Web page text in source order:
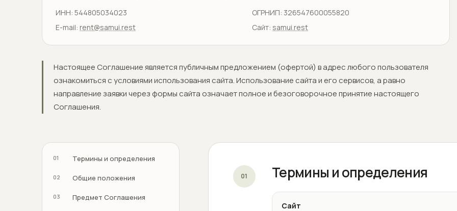
ИНН: 544805034023
ОГРНИП: 326547600055820
E-mail: rent@samui.rest Сайт: samui.rest
Настоящее Соглашение является публичным предложением (офертой) в адрес любого пользователя
ознакомиться с условиями использования сайта. Использование сайта и его сервисов, а равно
направление заявки через формы сайта означает полное и безоговорочное принятие настоящего
Соглашения.
01 Термины и определения
02 Общие положения
03 Предмет Соглашения
01 Термины и определения
Сайт